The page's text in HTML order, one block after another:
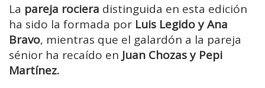
La pareja rociera distinguida en esta edición
ha sido la formada por Luis Legido y Ana
Bravo, mientras que el galardón a la pareja
sénior ha recaído en Juan Chozas y Pepi
Martínez.